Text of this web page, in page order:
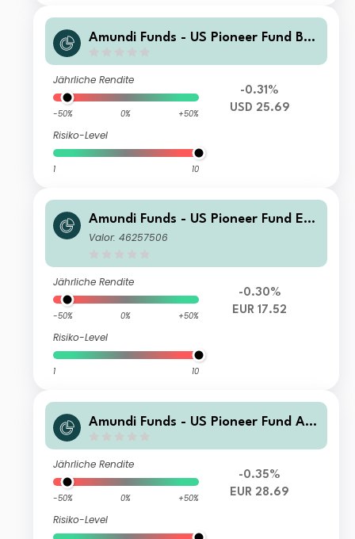
Amundi Funds - US Pioneer Fund B U
Jährliche Rendite
-50% 0% +50%
Risiko-Level
1 10
-0.31%
USD 25.69
Amundi Funds - US Pioneer Fund E2
EUR Hgd (C)
Valor: 46257506
Jährliche Rendite
-50% 0% +50%
Risiko-Level
1 10
-0.30%
EUR 17.52
Amundi Funds - US Pioneer Fund A E
Jährliche Rendite
-50% 0% +50%
Risiko-Level
-0.35%
EUR 28.69